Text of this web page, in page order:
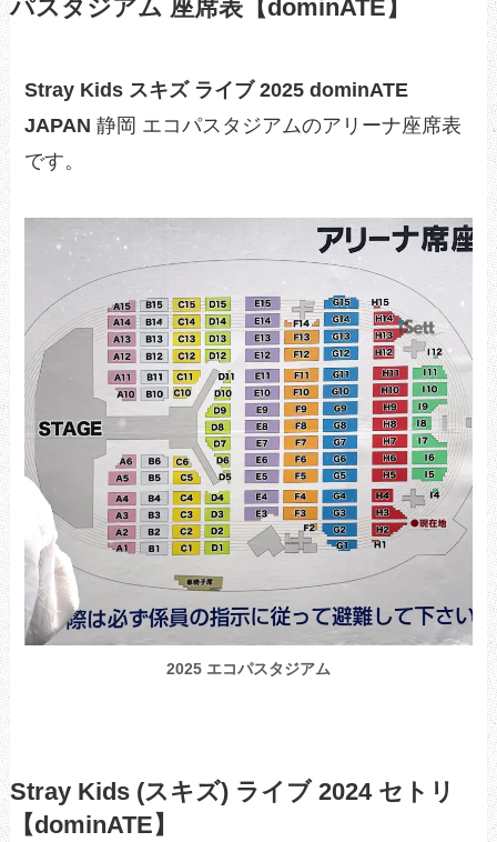
パスタジアム 座席表【dominATE】
Stray Kids スキズ ライブ 2025 dominATE
JAPAN 静岡 エコパスタジアムのアリーナ座席表
です。
2025 エコパスタジアム
Stray Kids (スキズ) ライブ 2024 セトリ
【dominATE】